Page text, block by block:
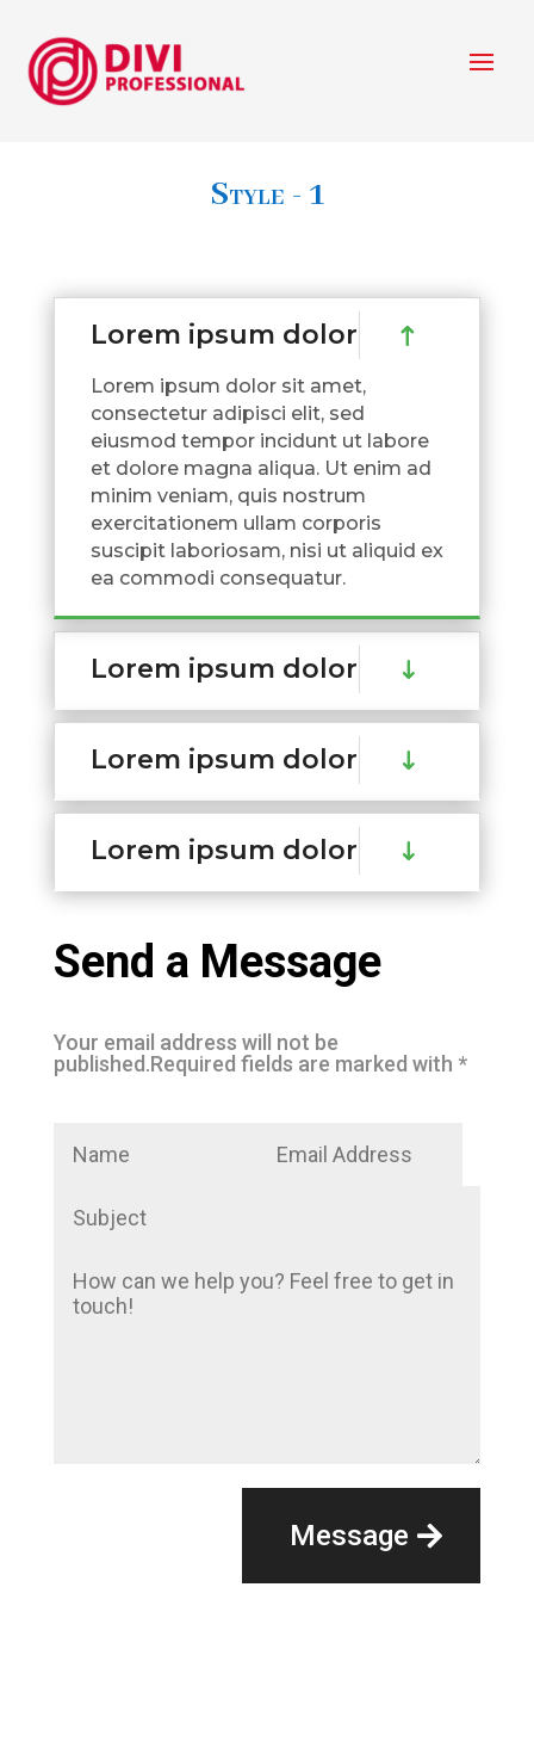
Style - 1
Lorem ipsum dolor
Lorem ipsum dolor sit amet,
consectetur adipisci elit, sed
eiusmod tempor incidunt ut labore
et dolore magna aliqua. Ut enim ad
minim veniam, quis nostrum
exercitationem ullam corporis
suscipit laboriosam, nisi ut aliquid ex
ea commodi consequatur.
Lorem ipsum dolor
Lorem ipsum dolor
Lorem ipsum dolor
Send a Message
Your email address will not be
published.Required fields are marked with *
Message